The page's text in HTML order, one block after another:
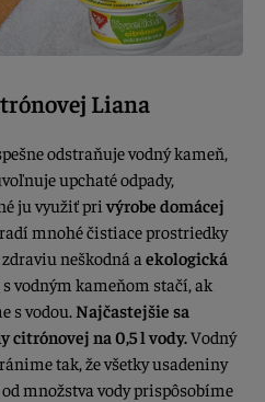
Liana
odstraňuje vodný kameň,
upchaté odpady,
ju využiť privýrobe domácej
mnohé čistiace prostriedky
neškodná aekologická
s vodným kameňom stačí, ak
s vodou. Najčastejšie sa
citrónovej na 0,5 l vody. Vodný
tak, že všetky usadeniny
množstva vody prispôsobíme